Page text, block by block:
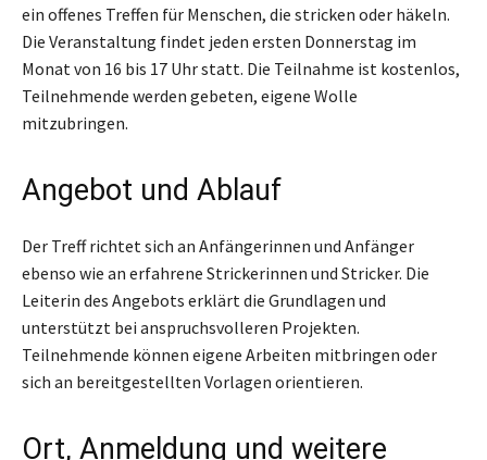
ein offenes Treffen für Menschen, die stricken oder häkeln.
Die Veranstaltung findet jeden ersten Donnerstag im
Monat von 16 bis 17 Uhr statt. Die Teilnahme ist kostenlos,
Teilnehmende werden gebeten, eigene Wolle
mitzubringen.
Angebot und Ablauf
Der Treff richtet sich an Anfängerinnen und Anfänger
ebenso wie an erfahrene Strickerinnen und Stricker. Die
Leiterin des Angebots erklärt die Grundlagen und
unterstützt bei anspruchsvolleren Projekten.
Teilnehmende können eigene Arbeiten mitbringen oder
sich an bereitgestellten Vorlagen orientieren.
Ort, Anmeldung und weitere